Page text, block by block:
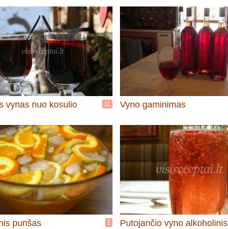
vynas nuo kosulio 11 Vyno gaminimas
punšas 1
Putojančio vyno alkoholinis